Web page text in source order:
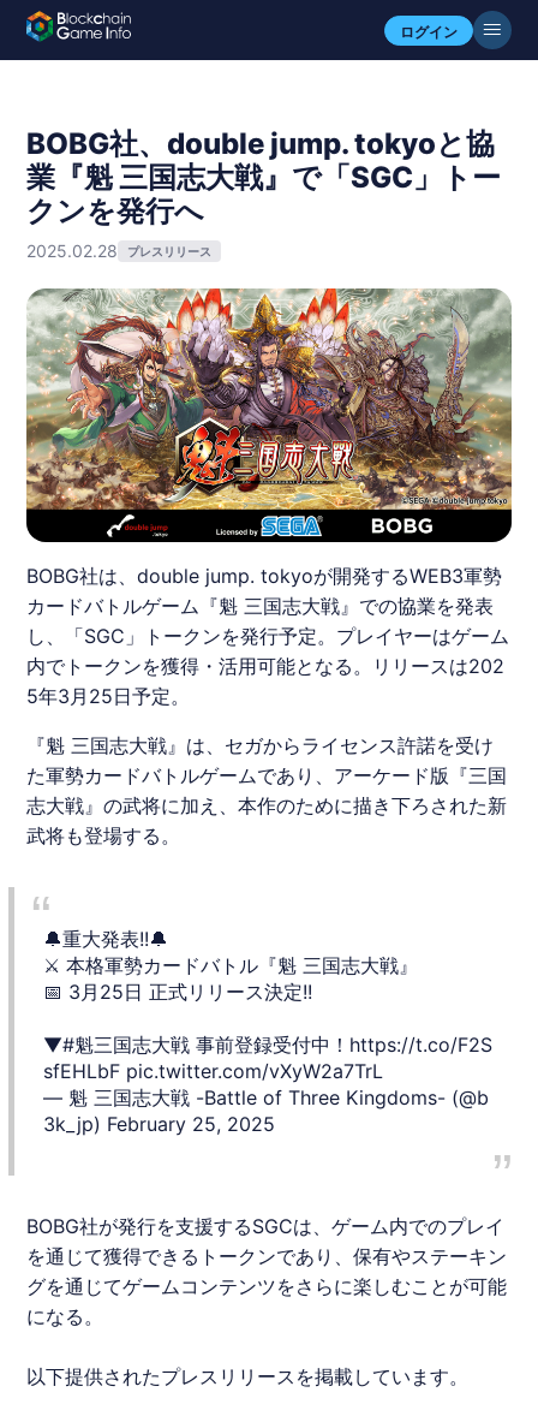
ログイン
BOBG社、double jump. tokyoと協
業『魁 三国志大戦』で「SGC」トー
クンを発行へ
2025.02.28 プレスリリース
BOBG社は、double jump. tokyoが開発するWEB3軍勢
カードバトルゲーム『魁 三国志大戦』での協業を発表
し、「SGC」トークンを発行予定。プレイヤーはゲーム
内でトークンを獲得・活用可能となる。リリースは202
5年3月25日予定。
『魁 三国志大戦』は、セガからライセンス許諾を受け
た軍勢カードバトルゲームであり、アーケード版『三国
志大戦』の武将に加え、本作のために描き下ろされた新
武将も登場する。
🔔重大発表!!🔔
⚔️ 本格軍勢カードバトル『魁 三国志大戦』
📅 3月25日 正式リリース決定!!
▼#魁三国志大戦 事前登録受付中！ https://t.co/F2S
sfEHLbF pic.twitter.com/vXyW2a7TrL
— 魁 三国志大戦 -Battle of Three Kingdoms- (@b
3k_jp) February 25, 2025
BOBG社が発行を支援するSGCは、ゲーム内でのプレイ
を通じて獲得できるトークンであり、保有やステーキン
グを通じてゲームコンテンツをさらに楽しむことが可能
になる。
以下提供されたプレスリリースを掲載しています。